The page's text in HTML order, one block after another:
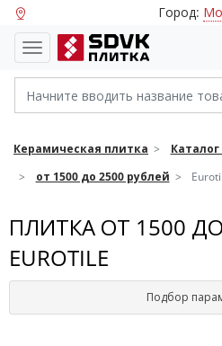
Город:
Керамическая плитка
от 1500 до 2500 рублей
ПЛИТКА ОТ 1500
EUROTILE
Подбор